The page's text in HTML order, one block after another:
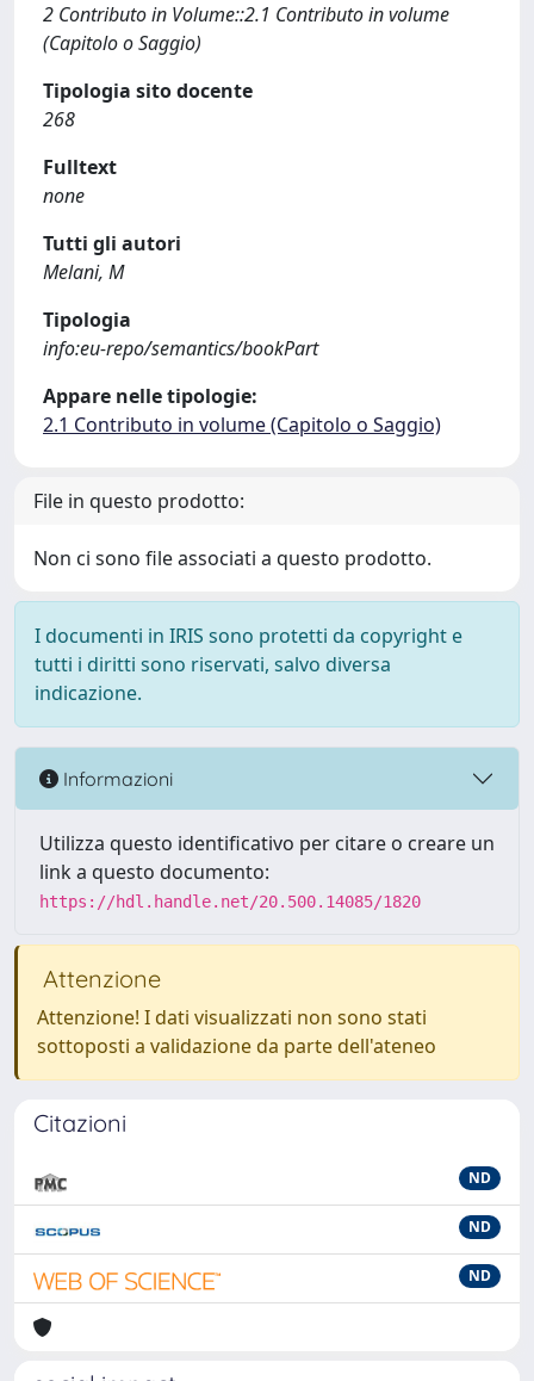
2 Contributo in Volume::2.1 Contributo in volume
(Capitolo o Saggio)
Tipologia sito docente
268
Fulltext
none
Tutti gli autori
Melani, M
Tipologia
info:eu-repo/semantics/bookPart
Appare nelle tipologie:
2.1 Contributo in volume (Capitolo o Saggio)
File in questo prodotto:
Non ci sono file associati a questo prodotto.
I documenti in IRIS sono protetti da copyright e
tutti i diritti sono riservati, salvo diversa
indicazione.
Informazioni
Utilizza questo identificativo per citare o creare un
link a questo documento:
https://hdl.handle.net/20.500.14085/1820
Attenzione
Attenzione! I dati visualizzati non sono stati
sottoposti a validazione da parte dell'ateneo
Citazioni
ND
ND
ND